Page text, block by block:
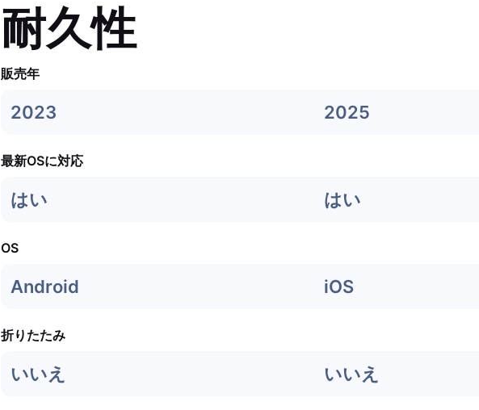
耐久性
販売年
2023 2025
最新OSに対応
はい はい
OS
Android iOS
折りたたみ
いいえ いいえ